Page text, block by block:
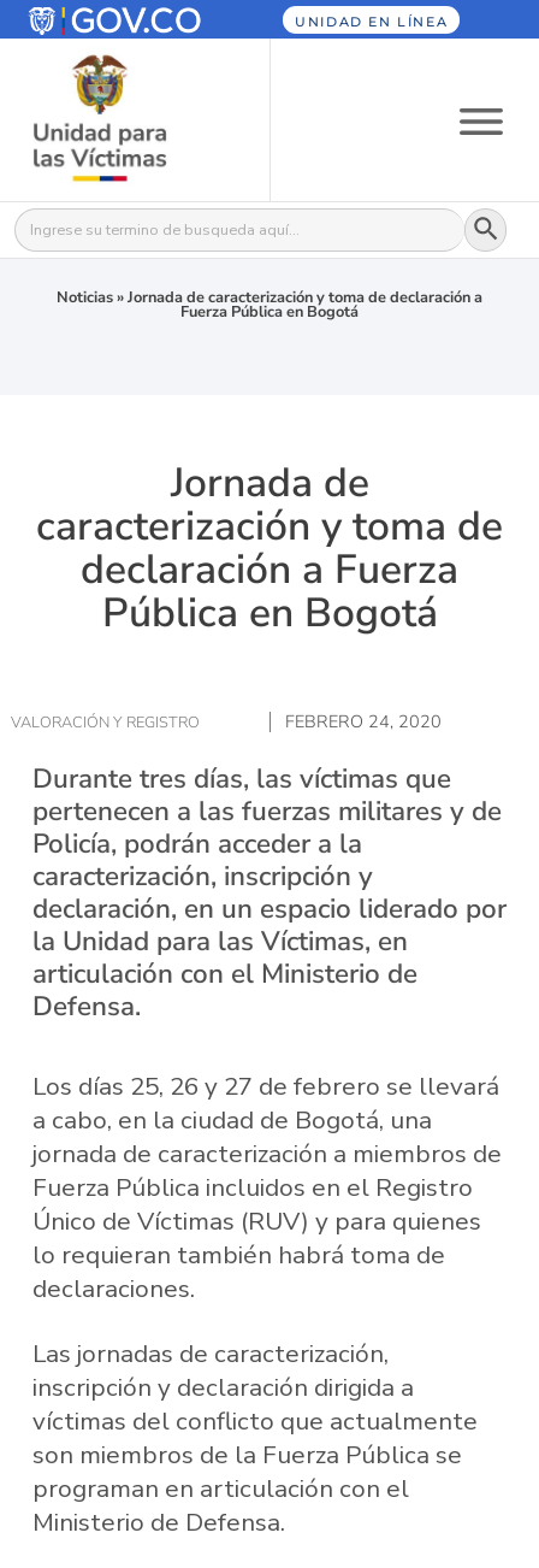
UNIDAD EN LÍNEA
Buscar: Botón
Noticias»Jornada de caracterización y toma de declaración a
Fuerza Pública en Bogotá
Jornada de
caracterización y toma de
declaración a Fuerza
Pública en Bogotá
VALORACIÓN Y REGISTRO FEBRERO 24, 2020
Durante tres días, las víctimas que
pertenecen a las fuerzas militares y de
Policía, podrán acceder a la
caracterización, inscripción y
declaración, en un espacio liderado por
la Unidad para las Víctimas, en
articulación con el Ministerio de
Defensa.
Los días 25, 26 y 27 de febrero se llevará
a cabo, en la ciudad de Bogotá, una
jornada de caracterización a miembros de
Fuerza Pública incluidos en el Registro
Único de Víctimas (RUV) y para quienes
lo requieran también habrá toma de
declaraciones.
Las jornadas de caracterización,
inscripción y declaración dirigida a
víctimas del conflicto que actualmente
son miembros de la Fuerza Pública se
programan en articulación con el
Ministerio de Defensa.